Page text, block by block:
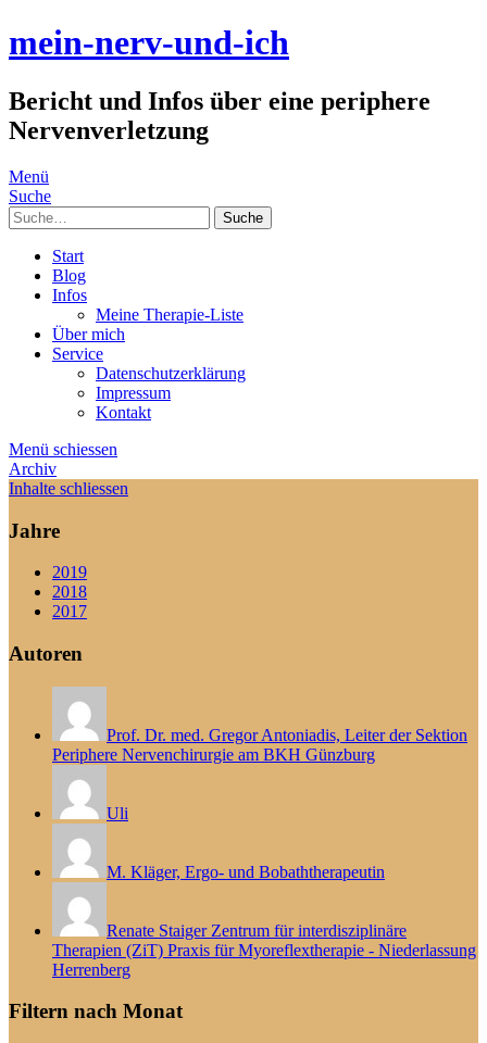
mein-nerv-und-ich
Bericht und Infos über eine periphere
Nervenverletzung
Menü
Suche
Suche
Start
Blog
Infos
Meine Therapie-Liste
Über mich
Service
Datenschutzerklärung
Impressum
Kontakt
Menü schiessen
Archiv
Inhalte schliessen
Jahre
2019
2018
2017
Autoren
Prof. Dr. med. Gregor Antoniadis, Leiter der Sektion
Periphere Nervenchirurgie am BKH Günzburg
Uli
M. Kläger, Ergo- und Bobaththerapeutin
Renate Staiger Zentrum für interdisziplinäre
Therapien (ZiT) Praxis für Myoreflextherapie - Niederlassung
Herrenberg
Filtern nach Monat